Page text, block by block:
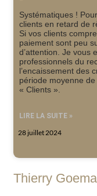
Systématiques !
clients en retard de
Si vos clients
paiement sont peu
d’attention. Je vous
professionnels du
l’encaissement des
période moyenne
« Clients ».
LIRE LA SUITE »
28 juillet 2024
Thierry